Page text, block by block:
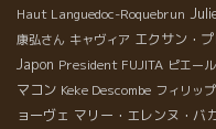
Haut Languedoc-Roquebrun
康弘さん キャヴィア エクサン・
Japon President FUJITA ピエー
マコン Keke Descombe フィリップ
ョーヴェ マリー・エレンヌ・バ